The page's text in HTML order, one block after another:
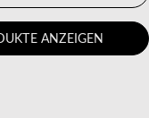
ANZEIGEN